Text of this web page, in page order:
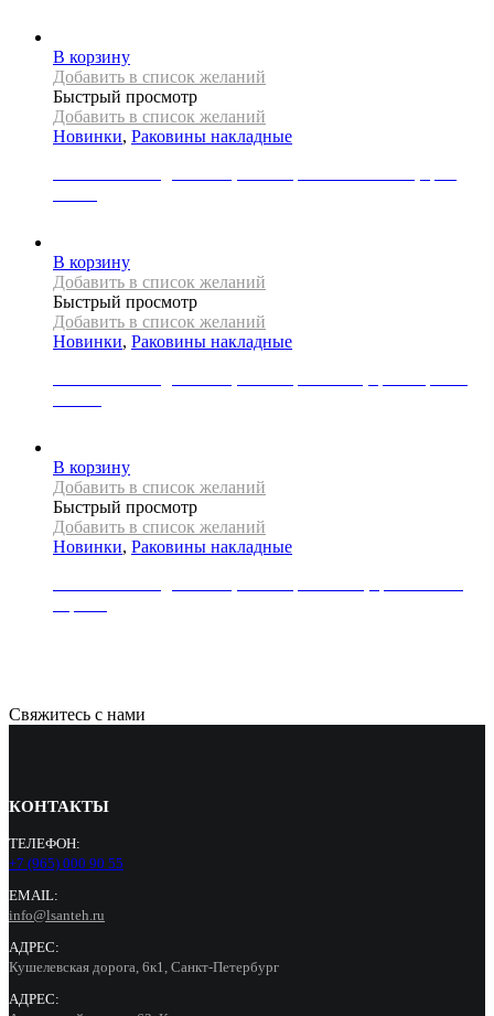
В корзину
Добавить в список желаний
Быстрый просмотр
Добавить в список желаний
Новинки, Раковины накладные
В корзину
Добавить в список желаний
Быстрый просмотр
Добавить в список желаний
Новинки, Раковины накладные
В корзину
Добавить в список желаний
Быстрый просмотр
Добавить в список желаний
Новинки, Раковины накладные
Свяжитесь с нами
КОНТАКТЫ
ТЕЛЕФОН:
+7 (965) 000 90 55
EMAIL:
info@lsanteh.ru
АДРЕС:
Кушелевская дорога, 6к1, Санкт-Петербург
АДРЕС: